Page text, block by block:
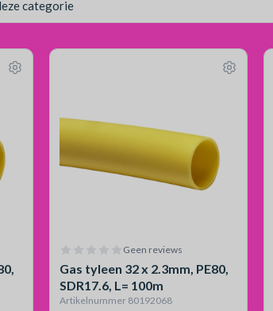
Geen reviews
Gas tyleen 32 x 2.3mm, PE80,
SDR17.6, L= 100m
Artikelnummer 80192068